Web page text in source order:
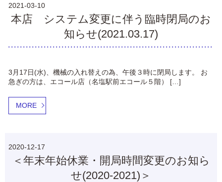
2021-03-10
本店 システム変更に伴う臨時閉局のお
知らせ(2021.03.17)
3月17日(水)、機械の入れ替えの為、午後３時に閉局します。 お
急ぎの方は、エコール店（名塩駅前エコール５階） […]
MORE
2020-12-17
＜年末年始休業・開局時間変更のお知ら
せ(2020-2021)＞